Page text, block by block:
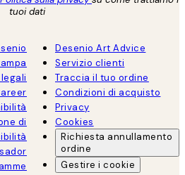
tuoi dati
di
Desenio Art Advice
Servizio clienti
Traccia il tuo ordine
Condizioni di acquisto
Privacy
Cookies
Richiesta annullamento
ordine
Gestire i cookie